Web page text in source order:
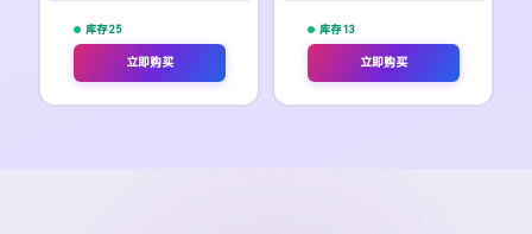
库存 25
立即购买
库存 13
立即购买